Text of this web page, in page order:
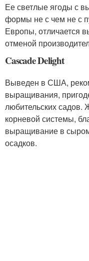
Ее светлые ягоды с
формы не с чем не с
Европы, отличается
отменой
Cascade Delight
Выведен в США,
выращивания,
любительских садов.
корневой системы,
выращивание в
осадков.